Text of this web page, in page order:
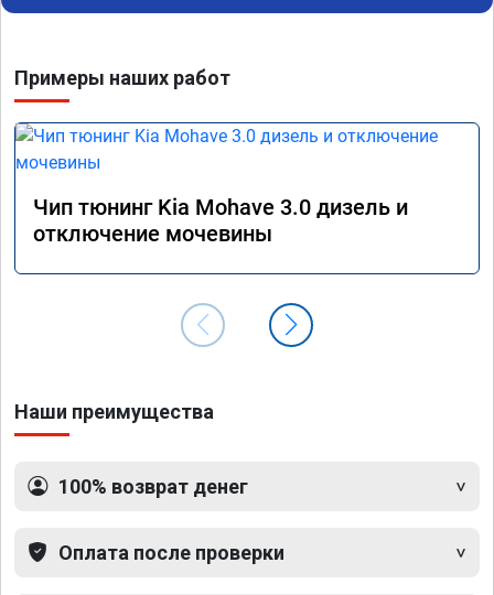
отзывчевее. В целом, я очень доволен.!
Примеры наших работ
Чип тюнинг Kia Mohave 3.0 дизель и
отключение мочевины
Наши преимущества
100% возврат денег
Оплата после проверки